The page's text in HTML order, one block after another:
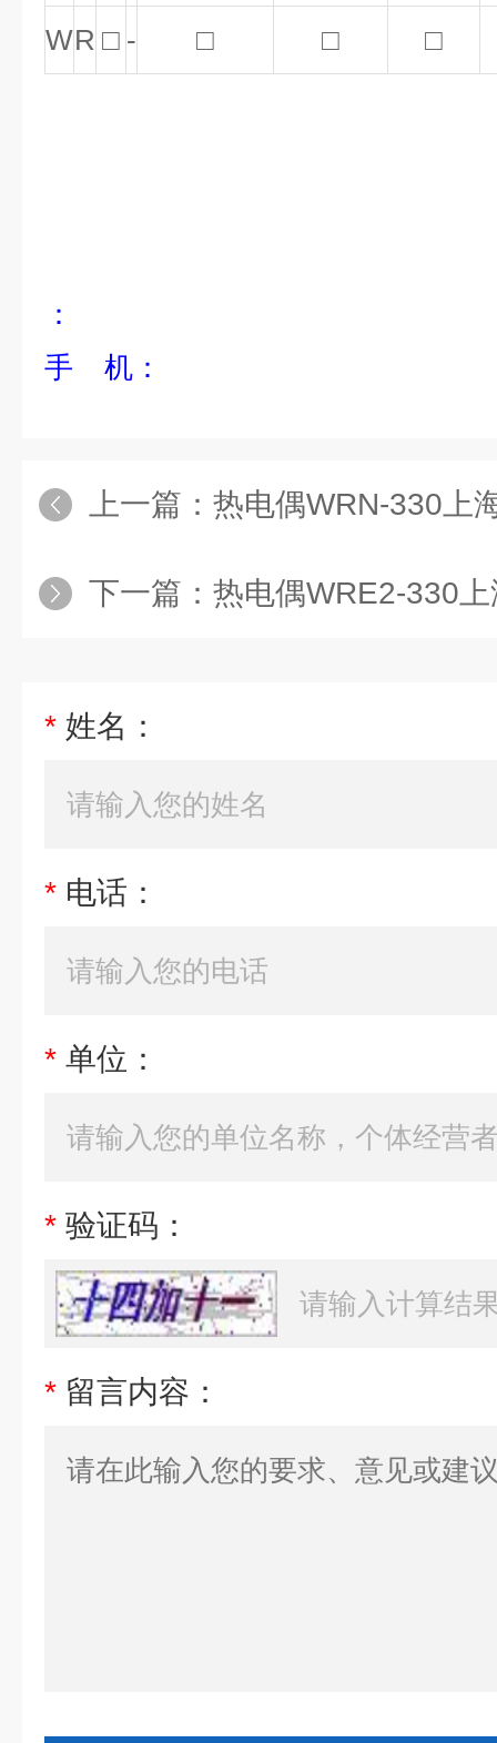
WR □ - □ □ □
：
手 机：
上一篇： 热电偶WRN-330上
下一篇： 热电偶WRE2-330
* 姓名：
* 电话：
* 单位：
* 验证码：
* 留言内容：